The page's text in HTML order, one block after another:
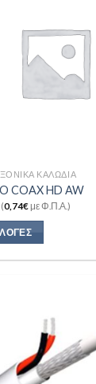
ΚΑΛΏΔΙΑ
COAX HD AW
(0,74€με Φ.Π.Α.)